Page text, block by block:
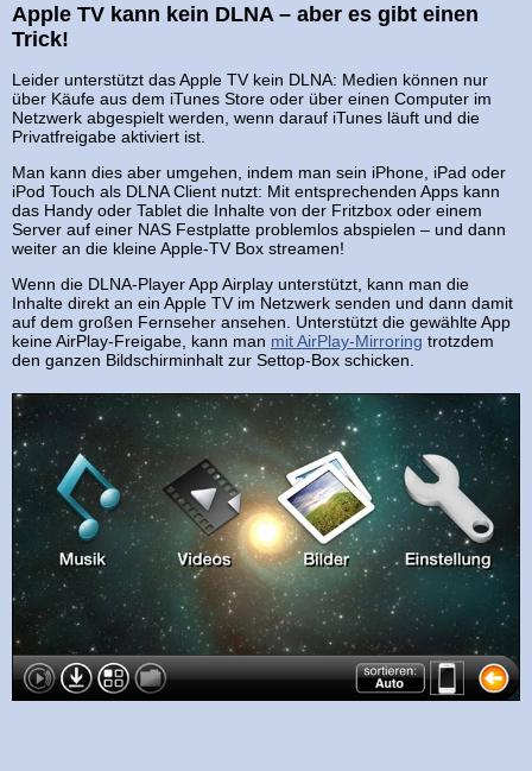
Apple TV kann kein DLNA – aber es gibt einen
Trick!
Leider unterstützt das Apple TV kein DLNA: Medien können nur
über Käufe aus dem iTunes Store oder über einen Computer im
Netzwerk abgespielt werden, wenn darauf iTunes läuft und die
Privatfreigabe aktiviert ist.
Man kann dies aber umgehen, indem man sein iPhone, iPad oder
iPod Touch als DLNA Client nutzt: Mit entsprechenden Apps kann
das Handy oder Tablet die Inhalte von der Fritzbox oder einem
Server auf einer NAS Festplatte problemlos abspielen – und dann
weiter an die kleine Apple-TV Box streamen!
Wenn die DLNA-Player App Airplay unterstützt, kann man die
Inhalte direkt an ein Apple TV im Netzwerk senden und dann damit
auf dem großen Fernseher ansehen. Unterstützt die gewählte App
keine AirPlay-Freigabe, kann man mit AirPlay-Mirroring trotzdem
den ganzen Bildschirminhalt zur Settop-Box schicken.